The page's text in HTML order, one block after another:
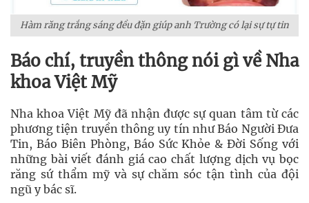
Hàm răng trắng sáng đều đặn giúp anh Trường có lại sự tự tin
Báo chí, truyền thông nói gì về Nha
khoa Việt Mỹ
Nha khoa Việt Mỹ đã nhận được sự quan tâm từ các
phương tiện truyền thông uy tín như Báo Người Đưa
Tin, Báo Biên Phòng, Báo Sức Khỏe & Đời Sống với
những bài viết đánh giá cao chất lượng dịch vụ bọc
răng sứ thẩm mỹ và sự chăm sóc tận tình của đội
ngũ y bác sĩ.